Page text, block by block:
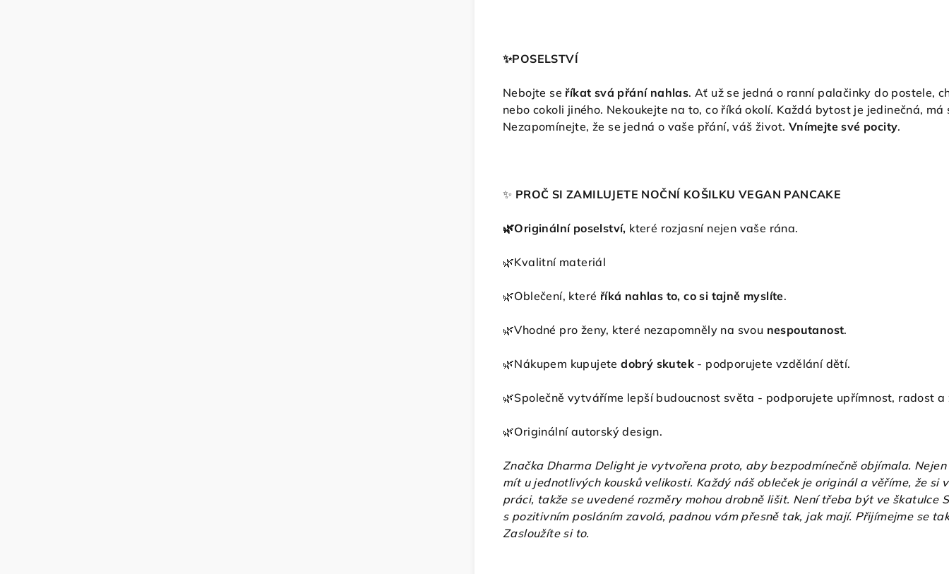
✨️POSELSTVÍ
Nebojte se říkat svá přání nahlas. Ať už se jedná o ranní palačinky do postele,
nebo cokoli jiného. Nekoukejte na to, co říká okolí. Každá bytost je jedinečná,
Nezapomínejte, že se jedná o vaše přání, váš život. Vnímejte své pocity.
✨️ PROČ SI ZAMILUJETE NOČNÍ KOŠILKU VEGAN PANCAKE
🌿Originální poselství, které rozjasní nejen vaše rána.
🌿Kvalitní materiál
🌿Oblečení, které říká nahlas to, co si tajně myslíte.
🌿Vhodné pro ženy, které nezapomněly na svou nespoutanost.
🌿Nákupem kupujetedobrý skutek - podporujete vzdělání dětí.
🌿Společně vytváříme lepší budoucnost světa - podporujete upřímnost, radost
🌿Originální autorský design.
Značka Dharma Delight je vytvořena proto, aby bezpodmínečně objímala.
mít u jednotlivých kousků velikosti. Každý náš obleček je originál a věříme, že si
práci, takže se uvedené rozměry mohou drobně lišit. Není třeba být ve škatulce
s pozitivním posláním zavolá, padnou vám přesně tak, jak mají. Přijímejme se
Zasloužíte si to.